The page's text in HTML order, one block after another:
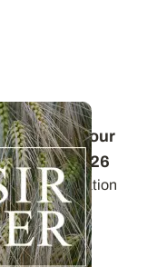
guides pour
2026
de fertilisation